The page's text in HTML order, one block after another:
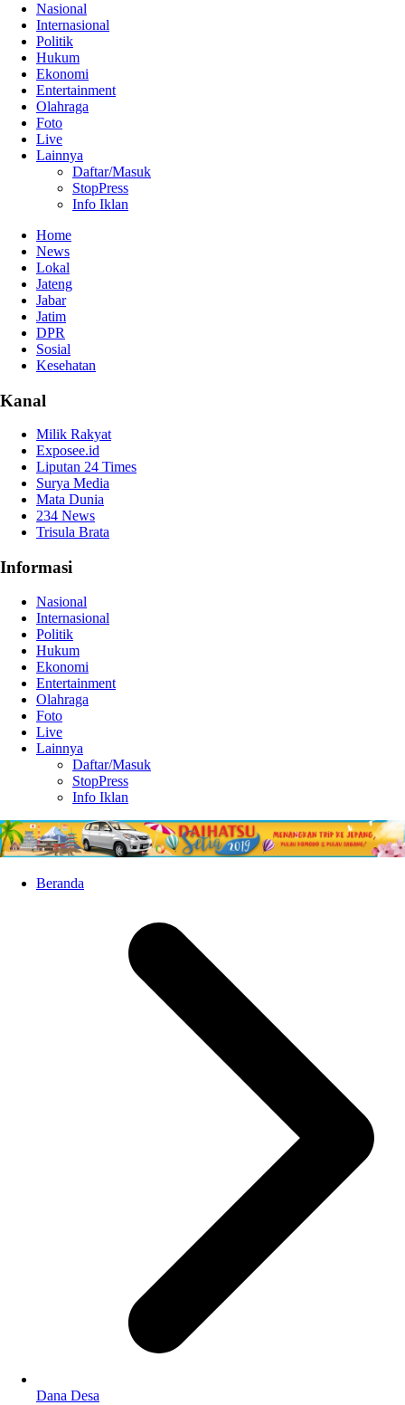
Nasional
Internasional
Politik
Hukum
Ekonomi
Entertainment
Olahraga
Foto
Live
Lainnya
Daftar/Masuk
StopPress
Info Iklan
Home
News
Lokal
Jateng
Jabar
Jatim
DPR
Sosial
Kesehatan
Kanal
Milik Rakyat
Exposee.id
Liputan 24 Times
Surya Media
Mata Dunia
234 News
Trisula Brata
Informasi
Nasional
Internasional
Politik
Hukum
Ekonomi
Entertainment
Olahraga
Foto
Live
Lainnya
Daftar/Masuk
StopPress
Info Iklan
Beranda
Dana Desa